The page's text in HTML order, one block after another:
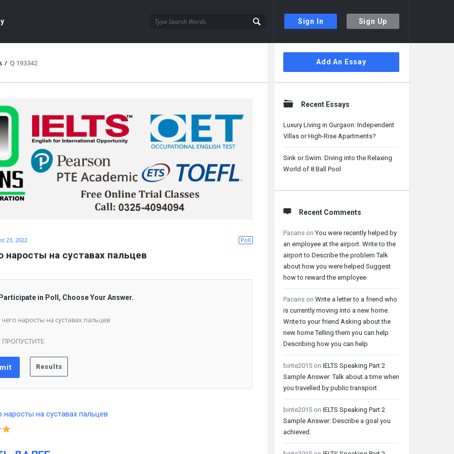
Sign In Sign Up
/ Q 193342
Poll
23, 2022
наросты на суставах пальцев
in Poll, Choose Your Answer.
наросты на суставах пальцев
ПРОПУСТИТЕ
Sidebar
Add An Essay
Recent Essays
Luxury Living in Gurgaon: Independent
Villas or High-Rise Apartments?
Sink or Swim: Diving into the Relaxing
World of 8 Ball Pool
Recent Comments
Pacans onYou were recently helped by
an employee at the airport. Write to the
airport to Describe the problem Talk
about how you were helped Suggest
how to reward the employee
Pacans on Write a letter to a friend who
is currently moving into a new home.
Write to your friend Asking about the
new home Telling them you can help
Describing how you can help
binte2015 on IELTS Speaking Part 2
Sample Answer: Talk about a time when
you travelled by public transport
binte2015 on IELTS Speaking Part 2
Sample Answer: Describe a goal you
achieved.